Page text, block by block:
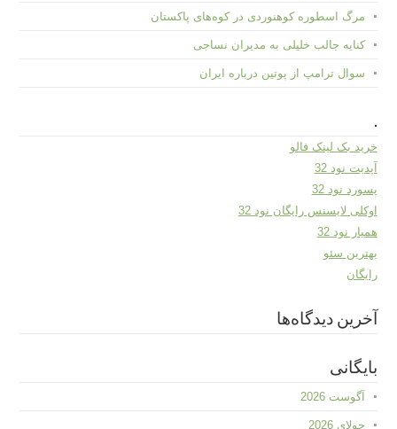
مرگ اسطوره کوهنوردی در کوه‌های پاکستان
کنایه جالب خلیلی به مدیران نساجی
سوال ترامپ از پوتین درباره ایران
.
خرید بک لینک فالو
آپدیت نود 32
پسورد نود 32
اوکلی لایسنس رایگان نود 32
همیار نود 32
بهترین سئو
رایگان
آخرین دیدگاه‌ها
بایگانی
آگوست 2026
جولای 2026